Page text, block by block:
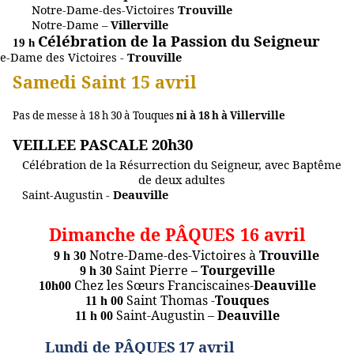
Notre-Dame-des-Victoires Trouville
Notre-Dame –Villerville
19 h Célébration de la Passion du Seigneur
Dame des Victoires - Trouville
Samedi Saint 15 avril
Pas de messe à 18 h 30 à Touquesni à 18 h à Villerville
VEILLEE PASCALE 20h30
Célébration de la Résurrection du Seigneur, avec Baptême
de deux adultes
Saint-Augustin - Deauville
Dimanche de PÂQUES 16 avril
9 h 30 Notre-Dame-des-Victoires àTrouville
9 h 30 Saint Pierre – Tourgeville
10h00 Chez les Sœurs Franciscaines-Deauville
11 h 00 Saint Thomas-Touques
11 h 00 Saint-Augustin –Deauville
Lundi de PÂQUES 17 avril